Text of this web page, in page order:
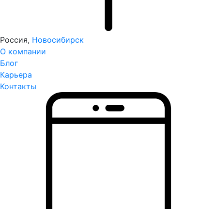
Россия, Новосибирск
О компании
Блог
Карьера
Контакты